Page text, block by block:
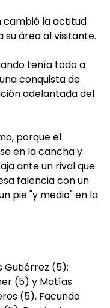
cambió la actitud
área al visitante.
tenía todo a
conquista de
adelantada del
porque el
en la cancha y
ante un rival que
falencia con un
pie "y medio" en la
Gutiérrez (5);
(5) y Matías
(5), Facundo